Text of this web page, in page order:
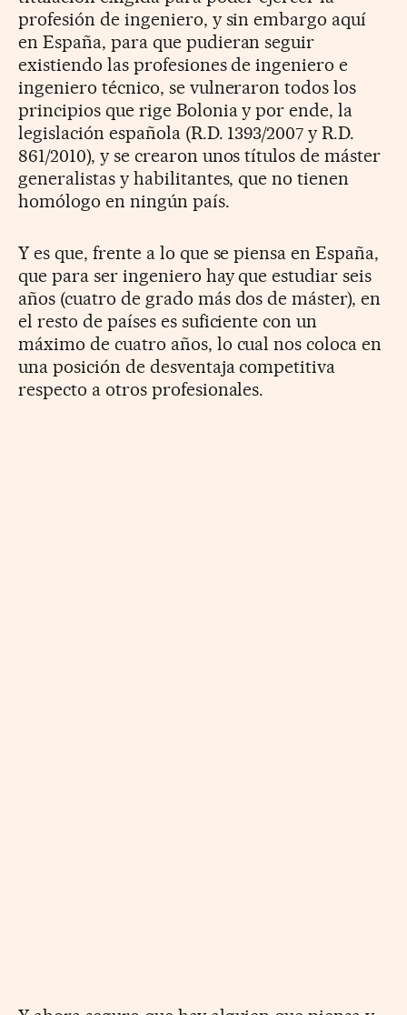
profesión de ingeniero, y sin embargo aquí
en España, para que pudieran seguir
existiendo las profesiones de ingeniero e
ingeniero técnico, se vulneraron todos los
principios que rige Bolonia y por ende, la
legislación española (R.D. 1393/2007 y R.D.
861/2010), y se crearon unos títulos de máster
generalistas y habilitantes, que no tienen
homólogo en ningún país.
Y es que, frente a lo que se piensa en España,
que para ser ingeniero hay que estudiar seis
años (cuatro de grado más dos de máster), en
el resto de países es suficiente con un
máximo de cuatro años, lo cual nos coloca en
una posición de desventaja competitiva
respecto a otros profesionales.